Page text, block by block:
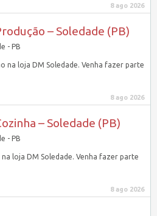
8 ago 2026
– Soledade (PB)
- PB
na loja DM Soledade. Venha fazer parte
8 ago 2026
– Soledade (PB)
- PB
loja DM Soledade. Venha fazer parte
8 ago 2026